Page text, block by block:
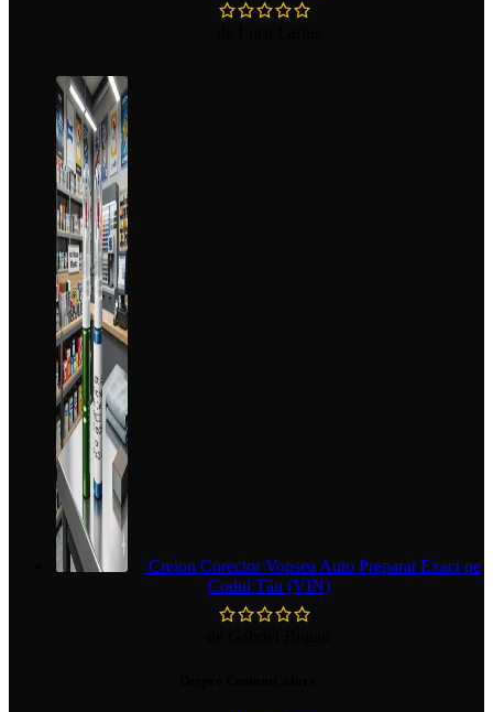
Creion Corector Vopsea Auto Preparat Exact pe
Codul Tău (VIN)